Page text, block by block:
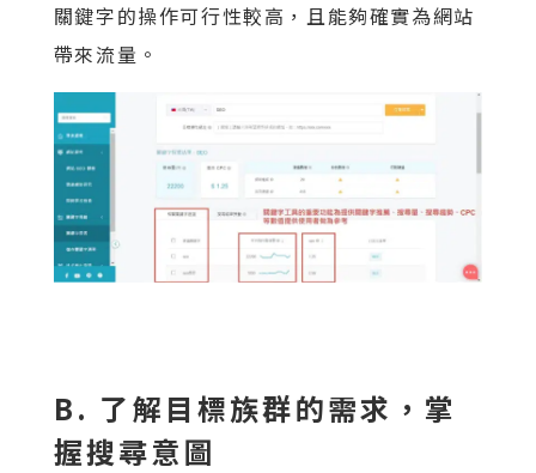
關鍵字的操作可行性較高，且能夠確實為網站
帶來流量。
B. 了解目標族群的需求，掌
握搜尋意圖